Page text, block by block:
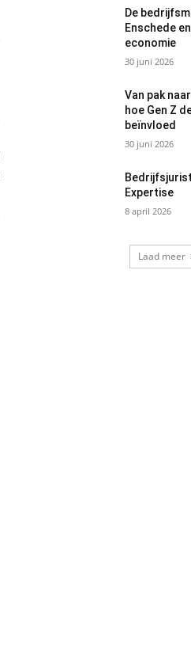
De
Enschede
economie
30 juni 2026
Van pak
hoe Gen Z
beïnvloed
30 juni 2026
Expertise
8 april 2026
Laad meer